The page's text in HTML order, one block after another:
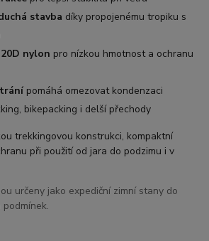
stavba díky propojenému tropiku s
nylon pro nízkou hmotnost a ochranu
pomáhá omezovat kondenzaci
bikepacking i delší přechody
trekkingovou konstrukci, kompaktní
při použití od jara do podzimu i v
určeny jako expediční zimní stany do